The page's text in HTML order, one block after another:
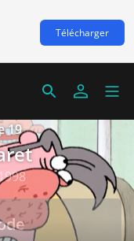
Télécharger
19